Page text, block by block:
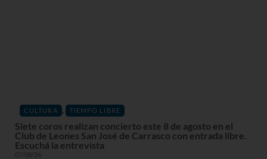
CULTURA , TIEMPO LIBRE
Siete coros realizan concierto este 8 de agosto en el
Club de Leones San José de Carrasco con entrada libre.
Escuchá la entrevista
07/08/26